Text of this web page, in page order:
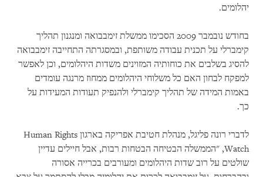
יהלומים.
בחודש נובמבר 2009 הסכימו ממשלת זימבבואה ומנגנון תהליך
קימברלי על תכנית עבודה משותפת, ובמסגרתה התחייבה זימבבואה
להסיג בשלבים את כוחותיה המזוינים משדות היהלומים, וכן לאפשר
למפקח לבחון האם כל משלוחי היהלומים ממחוז מרנגה עומדים
באמות המידה של תהליך קימברלי ולהנפיק תעודות המעידות על
כך.
לדברי רונה פליגל, מנהלת חטיבת אפריקה בארגון Human Rights
Watch, "הממשלה הבטיחה הבטחות רבות, אבל חיילים עדיין
שולטים על רוב שדות היהלומים ומעורבים בכרייה אסורה